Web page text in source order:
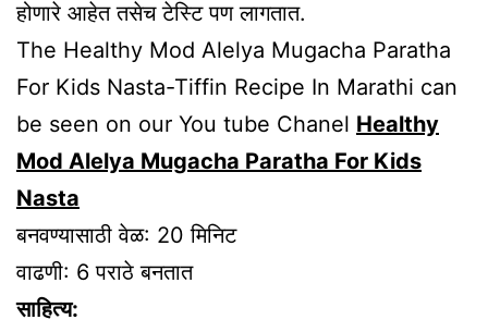
होणारे आहेत तसेच टेस्टि पण लागतात.
The Healthy Mod Alelya Mugacha Paratha
For Kids Nasta-Tiffin Recipe In Marathi can
be seen on our You tube Chanel Healthy
Mod Alelya Mugacha Paratha For Kids
Nasta
बनवण्यासाठी वेळ: 20 मिनिट
वाढणी: 6 पराठे बनतात
साहित्य: